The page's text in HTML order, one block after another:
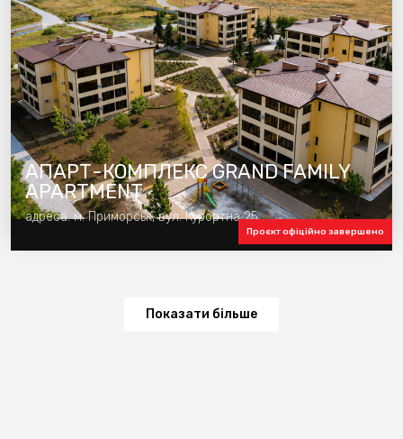
Проєкт офіційно завершено
АПАРТ-КОМПЛЕКС GRAND FAMILY
APARTMENT
адреса: м. Приморськ, вул. Курортна 25
Показати більше